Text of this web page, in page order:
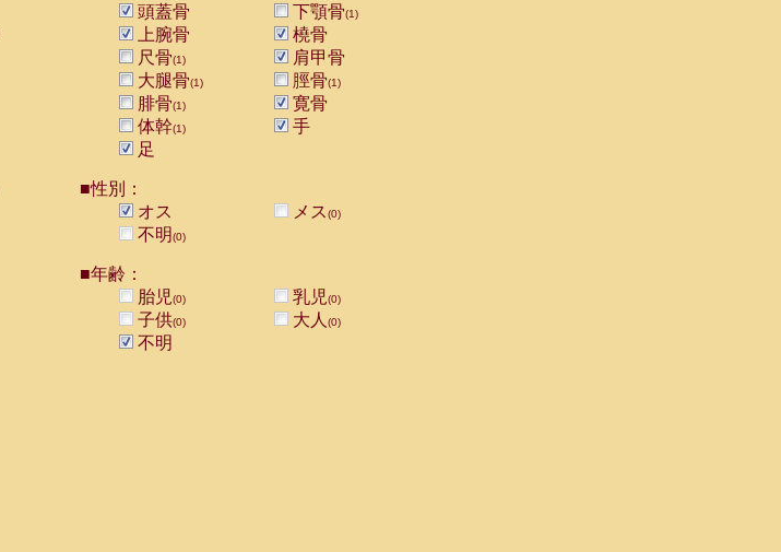
頭蓋骨 下顎骨(1)
上腕骨
橈骨
尺骨(1)
肩甲骨
大腿骨(1) 脛骨(1)
腓骨(1)
寛骨
体幹(1)
手
足
■性別：
オス
メス(0)
不明(0)
■年齢：
胎児(0) 乳児(0)
子供(0) 大人 (0)
不明